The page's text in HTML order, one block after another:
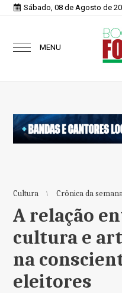
Sábado, 08 de Agosto de
MENU
Cultura Crônica da
A relação
cultura e
na
eleitores